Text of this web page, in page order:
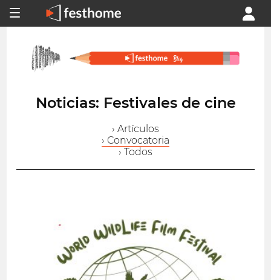
Noticias: Festivales de cine
› Artículos
› Convocatoria
› Todos